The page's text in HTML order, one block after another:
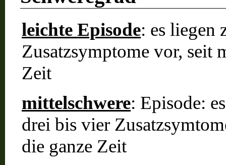
leichte Episode: es liegen
Zusatzsymptome vor, seit
Zeit
mittelschwere: Episode:
drei bis vier
die ganze Zeit